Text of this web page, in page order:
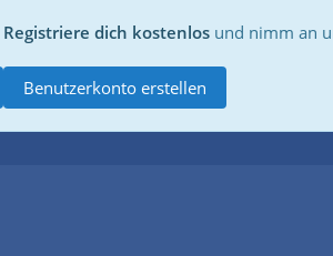
Registriere dich kostenlos und nimm an
Benutzerkonto erstellen